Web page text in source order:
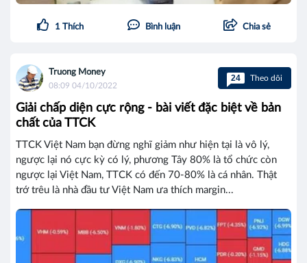
1 Thích Bình luận Chia sẻ
Truong Money
08:09 04/10/2022
24 Theo dõi
Giải chấp diện cực rộng - bài viết đặc biệt về bản
chất của TTCK
TTCK Việt Nam bạn đừng nghĩ giảm như hiện tại là vô lý,
ngược lại nó cực kỳ có lý, phương Tây 80% là tổ chức còn
ngược lại Việt Nam, TTCK có đến 70-80% là cá nhân. Thật
trớ trêu là nhà đầu tư Việt Nam ưa thích margin...